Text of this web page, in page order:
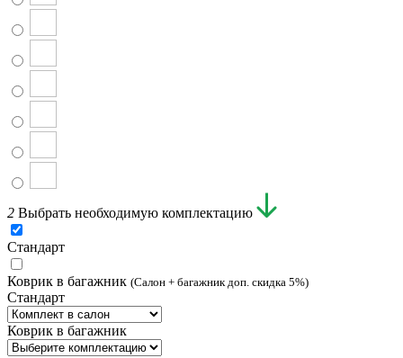
2 Выбрать необходимую комплектацию
Стандарт
Коврик в багажник (Салон + багажник доп. скидка 5%)
Стандарт
Коврик в багажник